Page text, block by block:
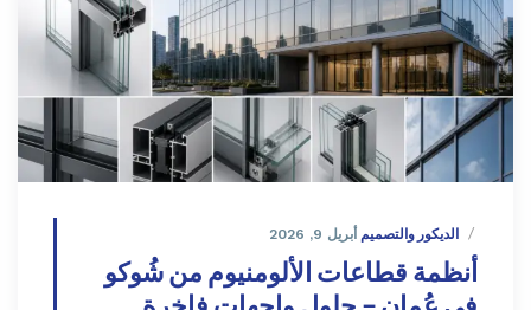
الديكور والتصميم أبريل 9, 2026
أنظمة قطاعات الألومنيوم من شُوكو